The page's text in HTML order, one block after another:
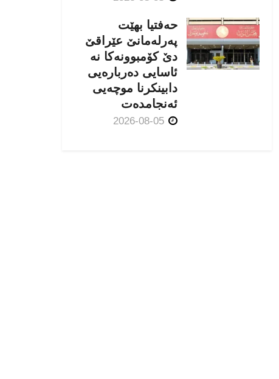
حەفتیا بهێت
پەرلەمانێ عێراقێ
دێ کۆمبوونەکا نە
ئاسایی دەربارەیی
دابینکرنا موچەیی
ئەنجامدەت